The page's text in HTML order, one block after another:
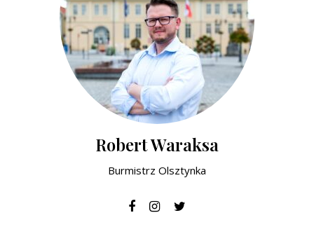
Robert Waraksa
Burmistrz Olsztynka